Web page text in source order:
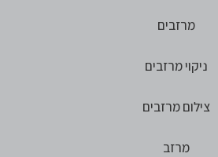
מרזבים
ניקוי מרזבים
צילום מרזבים
מרזב